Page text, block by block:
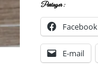
Partager :
Facebook
E-mail